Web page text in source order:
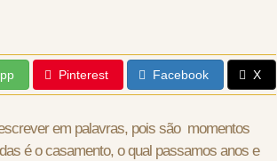
Pinterest Facebook X
em palavras, pois são momentos
é o casamento, o qual passamos anos e